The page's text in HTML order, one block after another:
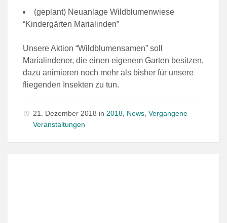
(geplant) Neuanlage Wildblumenwiese
“Kindergärten Marialinden”
Unsere Aktion “Wildblumensamen” soll
Marialindener, die einen eigenem Garten besitzen,
dazu animieren noch mehr als bisher für unsere
fliegenden Insekten zu tun.
21. Dezember 2018 in 2018, News, Vergangene
Veranstaltungen